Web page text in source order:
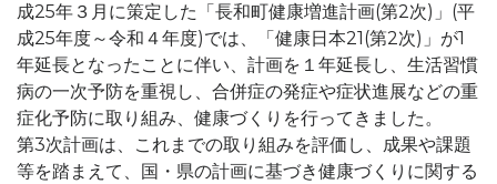
成25年３月に策定した「長和町健康増進計画(第2次)」(平
成25年度～令和４年度)では、「健康日本21(第2次)」が1
年延長となったことに伴い、計画を１年延長し、生活習慣
病の一次予防を重視し、合併症の発症や症状進展などの重
症化予防に取り組み、健康づくりを行ってきました。
第3次計画は、これまでの取り組みを評価し、成果や課題
等を踏まえて、国・県の計画に基づき健康づくりに関する